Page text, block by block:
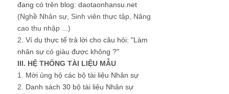
đang có trên blog: daotaonhansu.net
(Nghề Nhân sự, Sinh viên thực tập, Nâng
cao thu nhập ...)
2. Ví dụ thực tế trả lời cho câu hỏi: "Làm
nhân sự có giàu được không ?"
III. HỆ THỐNG TÀI LIỆU MẪU
1. Mời ủng hộ các bộ tài liệu Nhân sự
2. Danh sách 30 bộ tài liệu Nhân sự